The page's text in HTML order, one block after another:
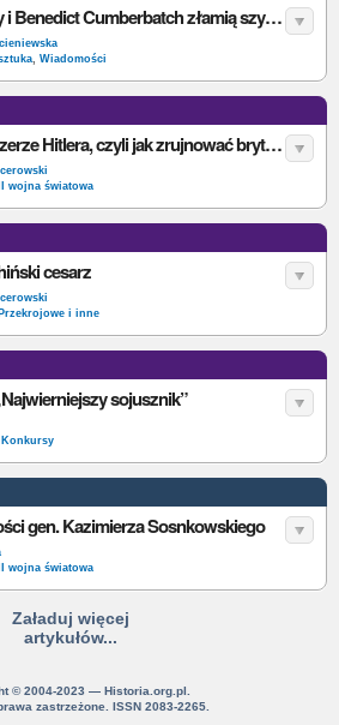
Keira Knightley i Benedict Cumberbatch złamią szyfry Enigmy
, Wiadomości
Żydowscy fałszerze Hitlera, czyli jak zrujnować brytyjską gospodarkę
II wojna światowa
cesarz
Przekrojowe i inne
sojusznik”
Konkursy
gen. Kazimierza Sosnkowskiego
II wojna światowa
Załaduj więcej
artykułów...
© 2004-2023 — Historia.org.pl.
zastrzeżone. ISSN 2083-2265.